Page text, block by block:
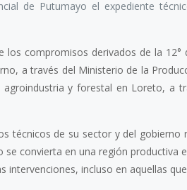
de Putumayo el expediente
compromisos derivados de la 12°
a través del Ministerio de la
agroindustria y forestal en Loreto, a
técnicos de su sector y del
convierta en una región productiva
incluso en aquellas